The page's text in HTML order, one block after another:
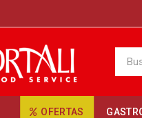
OFERTAS